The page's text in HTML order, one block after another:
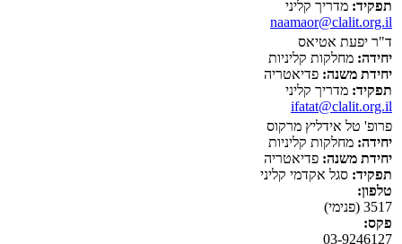
תפקיד: מדריך קליני
naamaor@clalit.org.il
ד"ר יפעת אטיאס
יחידה: מחלקות קליניות
יחידת משנה: פדיאטריה
תפקיד: מדריך קליני
ifatat@clalit.org.il
פרופ' טל אידליץ מרקוס
יחידה: מחלקות קליניות
יחידת משנה: פדיאטריה
תפקיד: סגל אקדמי קליני
טלפון:
3517 (פנימי)
פקס:
03-9246127